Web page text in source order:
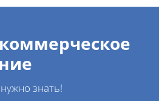
знать!